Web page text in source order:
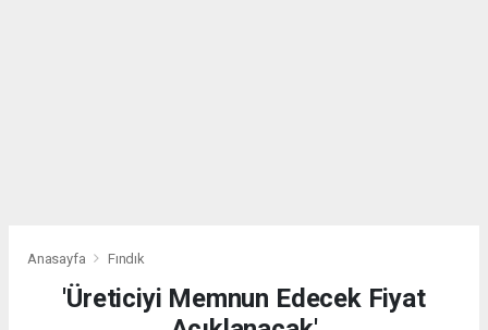
Anasayfa Fındık
'Üreticiyi Memnun Edecek Fiyat